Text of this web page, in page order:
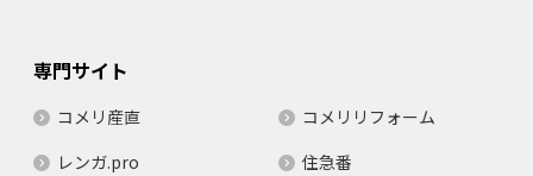
専門サイト
コメリ産直
コメリリフォーム
レンガ.pro
住急番